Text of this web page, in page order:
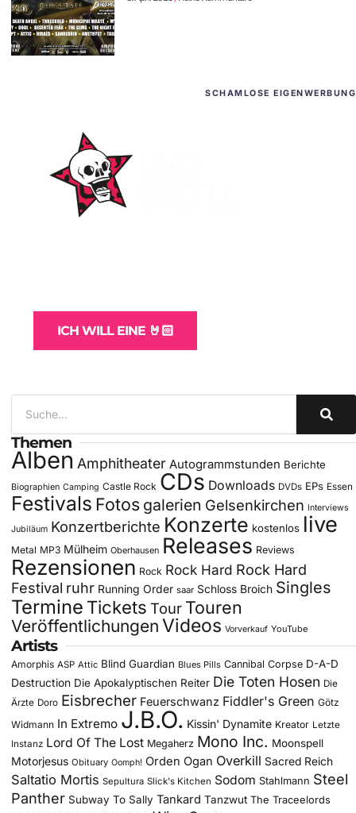
SCHAMLOSE EIGENWERBUNG
ICH WILL EINE 🤘🏻
Themen
Alben Amphitheater Autogrammstunden Berichte
Biographien Camping Castle Rock CDs Downloads DVDs EPs Essen
Festivals Fotos galerien Gelsenkirchen Interviews
Jubiläum Konzertberichte Konzerte kostenlos live
Metal MP3 Mülheim Oberhausen Releases Reviews
Rezensionen Rock Rock Hard Rock Hard
Festival ruhr Running Order saar Schloss Broich Singles
Termine Tickets Tour Touren
Veröffentlichungen Videos Vorverkauf YouTube
Artists
Amorphis ASP Attic Blind Guardian Blues Pills Cannibal Corpse D-A-D
Destruction Die Apokalyptischen Reiter Die Toten Hosen Die
Ärzte Doro Eisbrecher Feuerschwanz Fiddler's Green Götz
Widmann In Extremo J.B.O. Kissin' Dynamite Kreator Letzte
Instanz Lord Of The Lost Megaherz Mono Inc. Moonspell
Motorjesus Obituary Oomph! Orden Ogan Overkill Sacred Reich
Saltatio Mortis Sepultura Slick's Kitchen Sodom Stahlmann Steel
Panther Subway To Sally Tankard Tanzwut The Traceelords